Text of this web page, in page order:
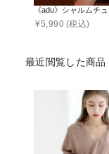
《adu》シャルムチ
¥5,990 (税込)
最近閲覧した商品